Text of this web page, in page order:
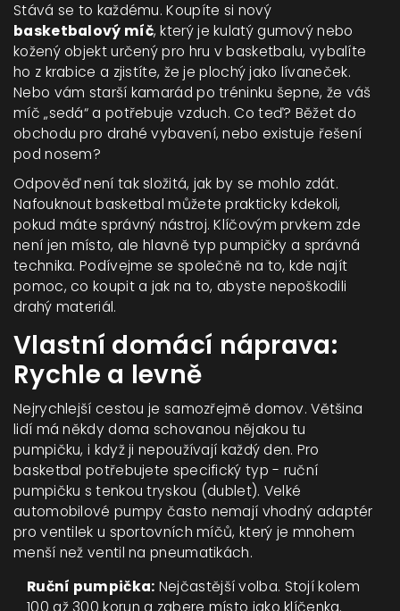
Stává se to každému. Koupíte si nový
basketbalový míč, který jekulatý gumový nebo
kožený objekt určený pro hru v basketbalu, vybalíte
ho z krabice a zjistíte, že je plochý jako lívaneček.
Nebo vám starší kamarád po tréninku šepne, že váš
míč „sedá“ a potřebuje vzduch. Co teď? Běžet do
obchodu pro drahé vybavení, nebo existuje řešení
pod nosem?
Odpověď není tak složitá, jak by se mohlo zdát.
Nafouknout basketbal můžete prakticky kdekoli,
pokud máte správný nástroj. Klíčovým prvkem zde
není jen místo, ale hlavně typ pumpičky a správná
technika. Podívejme se společně na to, kde najít
pomoc, co koupit a jak na to, abyste nepoškodili
drahý materiál.
Vlastní domácí náprava:
Rychle a levně
Nejrychlejší cestou je samozřejmě domov. Většina
lidí má někdy doma schovanou nějakou tu
pumpičku, i když ji nepoužívají každý den. Pro
basketbal potřebujete specifický typ - ruční
pumpičku s tenkou tryskou (dublet). Velké
automobilové pumpy často nemají vhodný adaptér
pro ventilek u sportovních míčů, který je mnohem
menší než ventil na pneumatikách.
Ruční pumpička: Nejčastější volba. Stojí kolem
100 až 300 korun a zabere místo jako klíčenka.